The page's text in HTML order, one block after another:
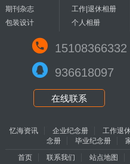
期刊杂志
包装设计
工作|退休相册
个人相册
15108366332
936618097
在线联系
忆海资讯 企业纪念册 工作退
念册
毕业纪念册
首页
联系我们 站点地图